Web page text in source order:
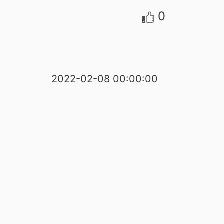
0
2022-02-08 00:00:00